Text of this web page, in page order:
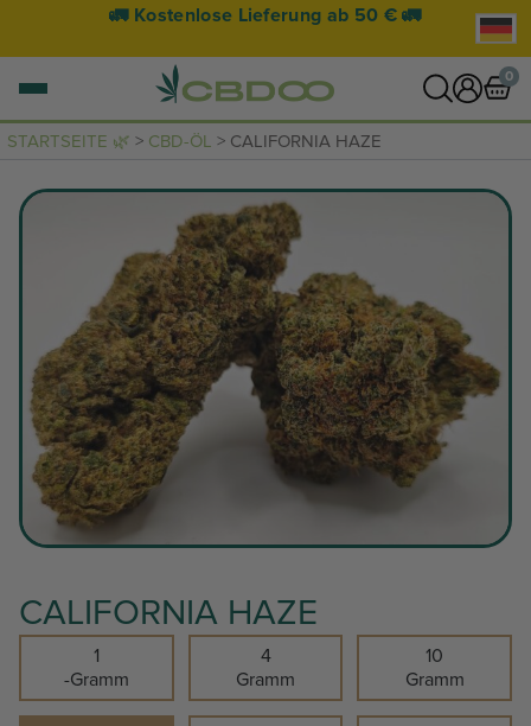
🚛 Kostenlose Lieferung ab 50 € 🚛
0
0 Artikel WARENKORB ANZEIGEN
Ihr Warenkorb ist leer.
STARTSEITE 🌿 > CBD-ÖL > CALIFORNIA HAZE
CALIFORNIA HAZE
1
-Gramm
4
Gramm
10
Gramm